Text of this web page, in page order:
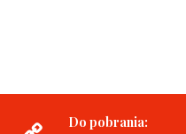
Do pobrania: